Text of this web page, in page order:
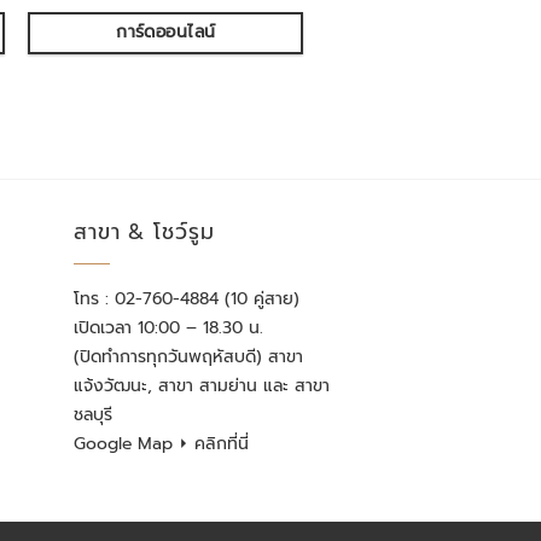
การ์ดออนไลน์
สาขา & โชว์รูม
โทร : 02-760-4884 (10 คู่สาย)
เปิดเวลา 10:00 – 18.30 น.
(ปิดทำการทุกวันพฤหัสบดี) สาขา
แจ้งวัฒนะ, สาขา สามย่าน และ สาขา
ชลบุรี
Google Map ⏵ คลิกที่นี่